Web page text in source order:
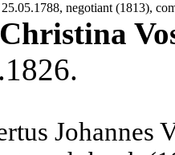
negotiant (1813),
Johannes